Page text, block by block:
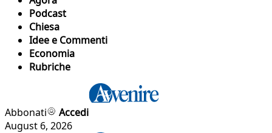
Podcast
Chiesa
Idee e Commenti
Economia
Rubriche
Abbonati
Accedi
August 6, 2026